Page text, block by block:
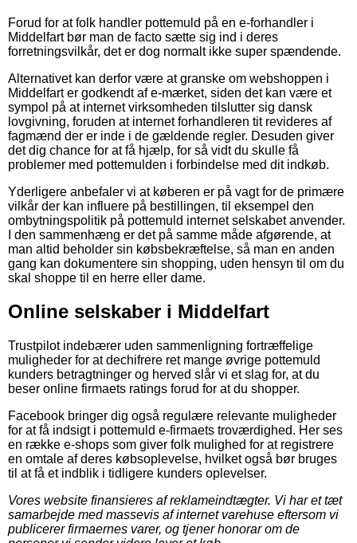
Forud for at folk handler pottemuld på en e-forhandler i
Middelfart bør man de facto sætte sig ind i deres
forretningsvilkår, det er dog normalt ikke super spændende.
Alternativet kan derfor være at granske om webshoppen i
Middelfart er godkendt af e-mærket, siden det kan være et
sympol på at internet virksomheden tilslutter sig dansk
lovgivning, foruden at internet forhandleren tit revideres af
fagmænd der er inde i de gældende regler. Desuden giver
det dig chance for at få hjælp, for så vidt du skulle få
problemer med pottemulden i forbindelse med dit indkøb.
Yderligere anbefaler vi at køberen er på vagt for de primære
vilkår der kan influere på bestillingen, til eksempel den
ombytningspolitik på pottemuld internet selskabet anvender.
I den sammenhæng er det på samme måde afgørende, at
man altid beholder sin købsbekræftelse, så man en anden
gang kan dokumentere sin shopping, uden hensyn til om du
skal shoppe til en herre eller dame.
Online selskaber i Middelfart
Trustpilot indebærer uden sammenligning fortræffelige
muligheder for at dechifrere ret mange øvrige pottemuld
kunders betragtninger og herved slår vi et slag for, at du
beser online firmaets ratings forud for at du shopper.
Facebook bringer dig også regulære relevante muligheder
for at få indsigt i pottemuld e-firmaets troværdighed. Her ses
en række e-shops som giver folk mulighed for at registrere
en omtale af deres købsoplevelse, hvilket også bør bruges
til at få et indblik i tidligere kunders oplevelser.
Vores website finansieres af reklameindtægter. Vi har et tæt
samarbejde med massevis af internet varehuse eftersom vi
publicerer firmaernes varer, og tjener honorar om de